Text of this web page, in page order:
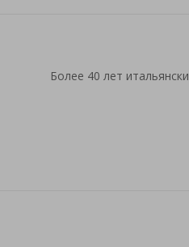
Более 40 лет